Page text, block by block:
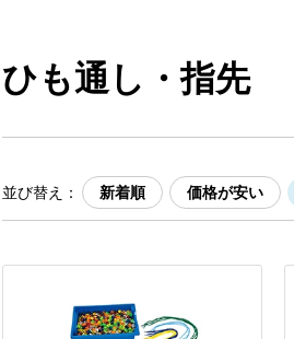
ひも通し・指先
並び替え： 新着順 価格が安い